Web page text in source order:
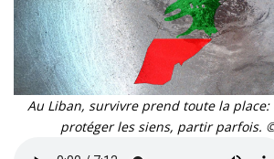
Au Liban, survivre prend toute la
protéger les siens, partir parfois.